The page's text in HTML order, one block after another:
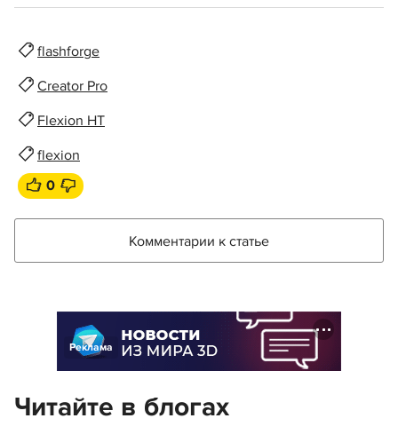
flashforge
Creator Pro
Flexion HT
flexion
0
Комментарии к статье
Реклама
Читайте в блогах